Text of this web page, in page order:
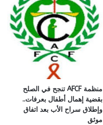
منظمة AFCF تنجح في الصلح
بقضية إهمال أطفال بعرفات..
وإطلاق سراح الأب بعد اتفاق
موثق